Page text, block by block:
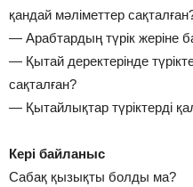
қандай мәліметтер
— Арабтардың түрік жеріне
— Қытай деректерінде
сақталған?
— Қытайлықтар түріктерді
Кері байланыс
Сабақ қызықты болды ма?